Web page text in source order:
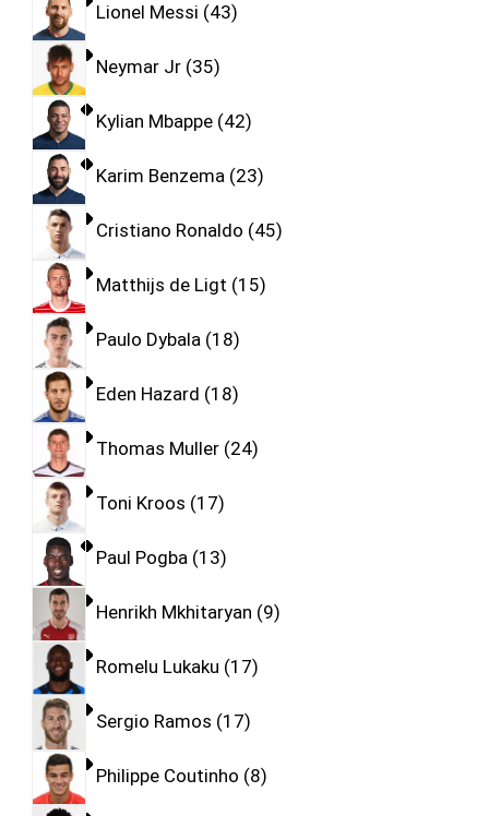
Lionel Messi 43
Neymar Jr 35
Kylian Mbappe 42
Karim Benzema 23
Cristiano Ronaldo 45
Matthijs de Ligt 15
Paulo Dybala 18
Eden Hazard 18
Thomas Muller 24
Toni Kroos 17
Paul Pogba 13
Henrikh Mkhitaryan 9
Romelu Lukaku 17
Sergio Ramos 17
Philippe Coutinho 8